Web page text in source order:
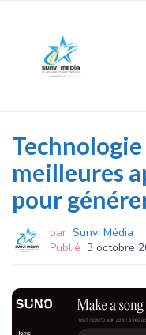
meilleures
pour
par Sunvi Média
Publié 3 octobre